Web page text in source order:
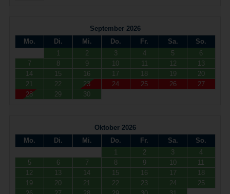
September 2026
Mo.
Di. Mi. Do. Fr. Sa.
So.
1
2 3 4 5
6
7
8 9 10 11 12
13
14
15 16 17 18 19
20
21
22 23 24 25 26
27
28
29 30
Oktober 2026
Mo.
Di. Mi. Do. Fr. Sa.
So.
1
2 3
4
5
6 7 8 9 10
11
12
13 14 15 16 17
18
19
20 21 22 23 24
25